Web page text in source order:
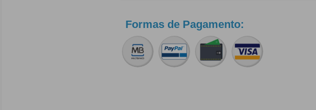
Formas de Pagamento: